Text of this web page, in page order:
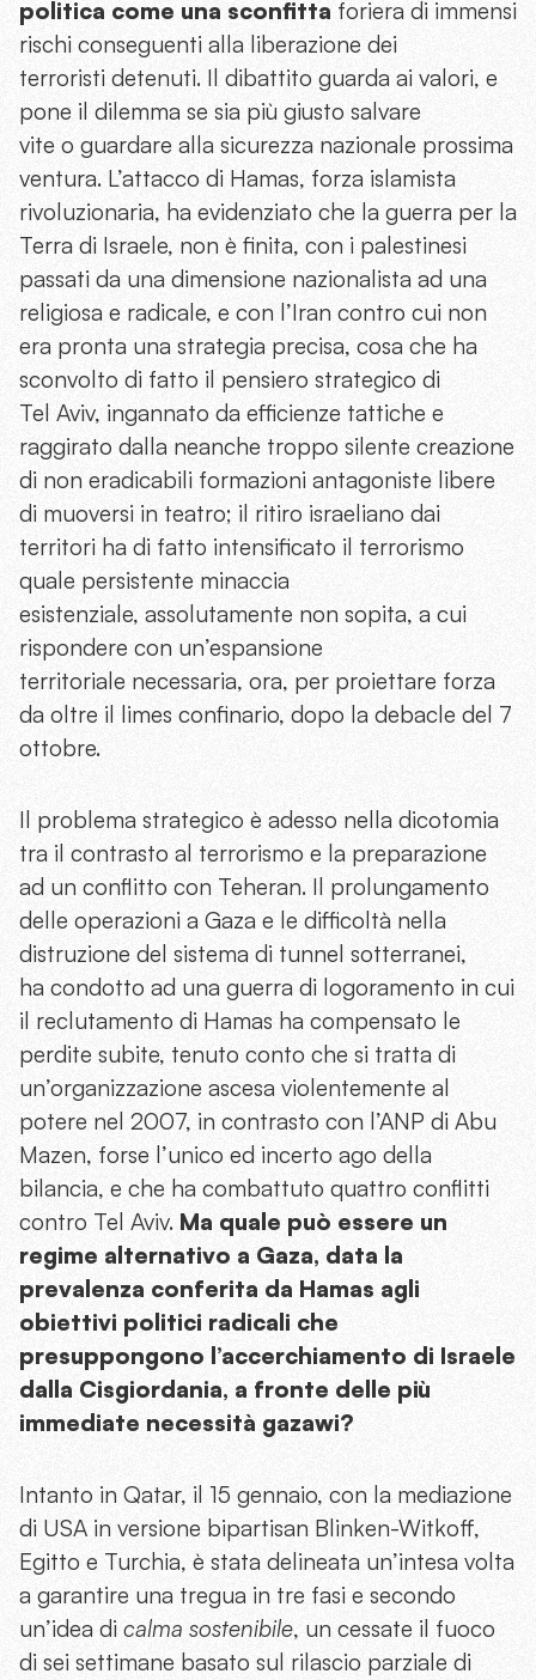
politica come una sconfitta foriera di immensi
rischi conseguenti alla liberazione dei
terroristi detenuti. Il dibattito guarda ai valori, e
pone il dilemma se sia più giusto salvare
vite o guardare alla sicurezza nazionale prossima
ventura. L’attacco di Hamas, forza islamista
rivoluzionaria, ha evidenziato che la guerra per la
Terra di Israele, non è finita, con i palestinesi
passati da una dimensione nazionalista ad una
religiosa e radicale, e con l’Iran contro cui non
era pronta una strategia precisa, cosa che ha
sconvolto di fatto il pensiero strategico di
Tel Aviv, ingannato da efficienze tattiche e
raggirato dalla neanche troppo silente creazione
di non eradicabili formazioni antagoniste libere
di muoversi in teatro; il ritiro israeliano dai
territori ha di fatto intensificato il terrorismo
quale persistente minaccia
esistenziale, assolutamente non sopita, a cui
rispondere con un’espansione
territoriale necessaria, ora, per proiettare forza
da oltre il limes confinario, dopo la debacle del 7
ottobre.
Il problema strategico è adesso nella dicotomia
tra il contrasto al terrorismo e la preparazione
ad un conflitto con Teheran. Il prolungamento
delle operazioni a Gaza e le difficoltà nella
distruzione del sistema di tunnel sotterranei,
ha condotto ad una guerra di logoramento in cui
il reclutamento di Hamas ha compensato le
perdite subite, tenuto conto che si tratta di
un’organizzazione ascesa violentemente al
potere nel 2007, in contrasto con l’ANP di Abu
Mazen, forse l’unico ed incerto ago della
bilancia, e che ha combattuto quattro conflitti
contro Tel Aviv. Ma quale può essere un
regime alternativo a Gaza, data la
prevalenza conferita da Hamas agli
obiettivi politici radicali che
presuppongono l’accerchiamento di Israele
dalla Cisgiordania, a fronte delle più
immediate necessità gazawi?
Intanto in Qatar, il 15 gennaio, con la mediazione
di USA in versione bipartisan Blinken-Witkoff,
Egitto e Turchia, è stata delineata un’intesa volta
a garantire una tregua in tre fasi e secondo
un’idea di calma sostenibile, un cessate il fuoco
di sei settimane basato sul rilascio parziale di